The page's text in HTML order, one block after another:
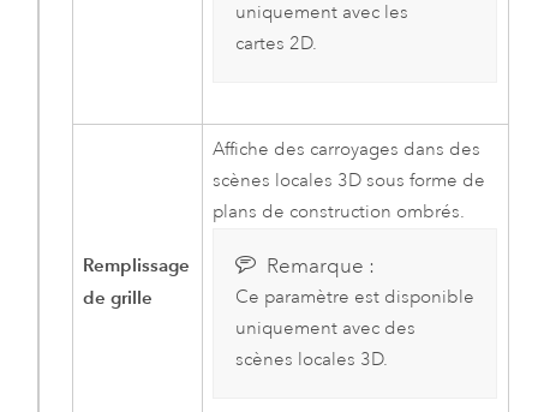
uniquement avec les
cartes 2D.
Remplissage
de grille
Affiche des carroyages dans des
scènes locales 3D sous forme de
plans de construction ombrés.
Remarque :
Ce paramètre est disponible
uniquement avec des
scènes locales 3D.